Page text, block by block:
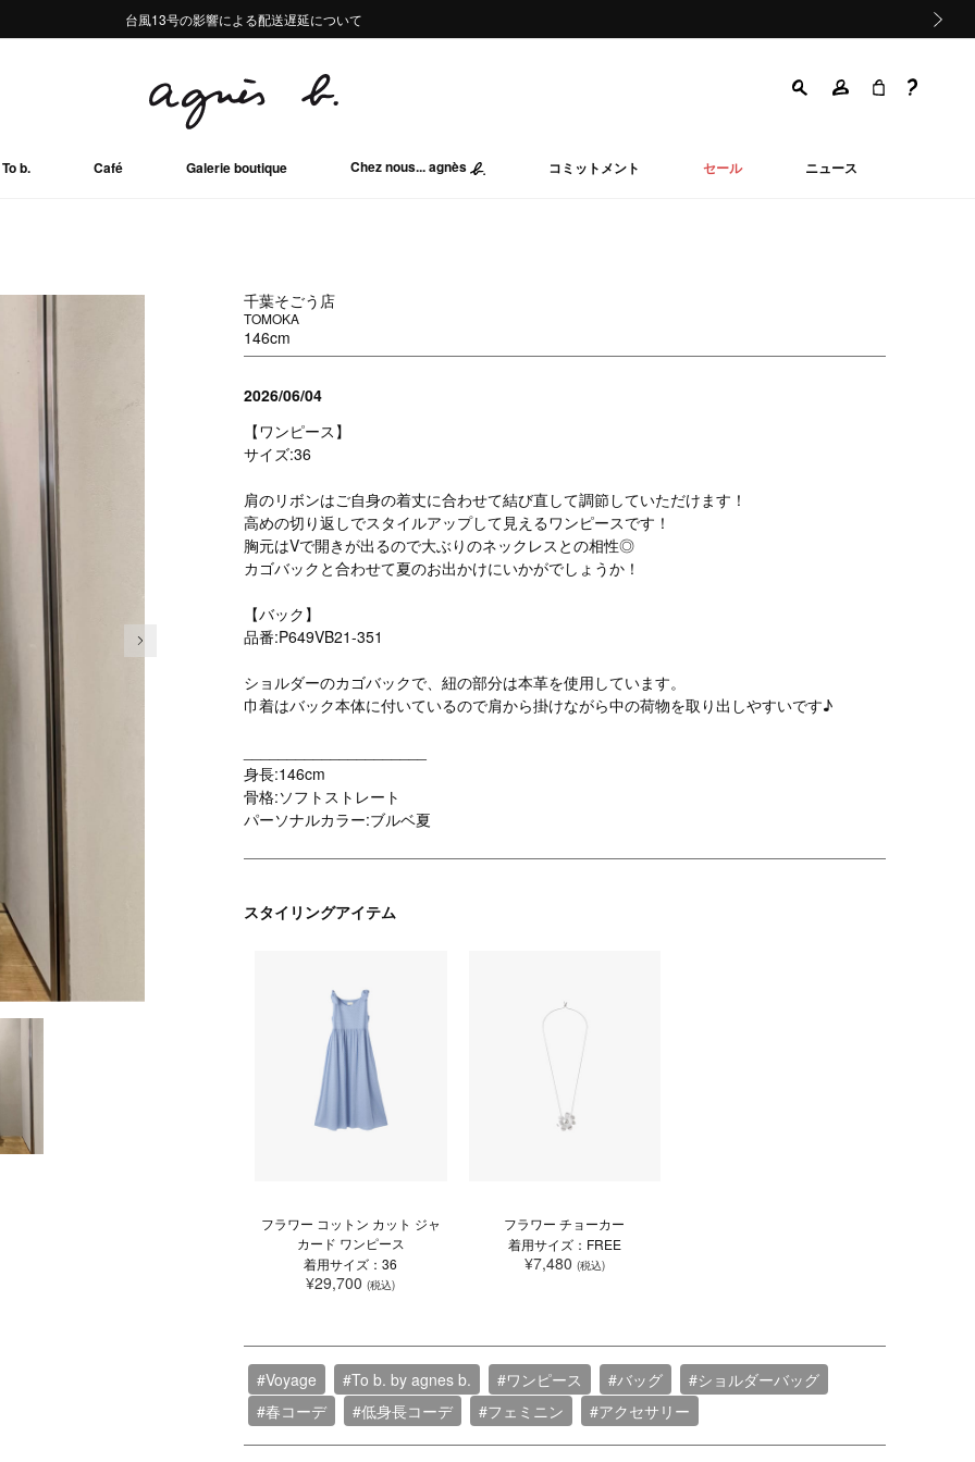
熊本地域地震の影響による配送遅延について
Summer Sale 2buy10%OFF!!
台風13号の影響による配送遅延について
熊本地域地震の影響による配送遅延について
Summer Sale 2buy10%OFF!!
To b. Café Galerie boutique Chez nous... agnès コミットメント セール ニュース
千葉そごう店
TOMOKA
146cm
2026/06/04
【ワンピース】
サイズ:36
肩のリボンはご自身の着丈に合わせて結び直して調節していただけます！
高めの切り返しでスタイルアップして見えるワンピースです！
胸元はVで開きが出るので大ぶりのネックレスとの相性◎
カゴバックと合わせて夏のお出かけにいかがでしょうか！
【バック】
品番:P649VB21-351
ショルダーのカゴバックで、紐の部分は本革を使用しています。
巾着はバック本体に付いているので肩から掛けながら中の荷物を取り出しやすいです♪
身長:146cm
骨格:ソフトストレート
パーソナルカラー:ブルベ夏
スタイリングアイテム
フラワー コットン カット ジャ
カード ワンピース
着用サイズ：36
¥29,700(税込)
フラワー チョーカー
着用サイズ：FREE
¥7,480 (税込)
#Voyage #To b. by agnes b. #ワンピース #バッグ
#ショルダーバッグ
#春コーデ
#低身長コーデ #フェミニン #アクセサリー